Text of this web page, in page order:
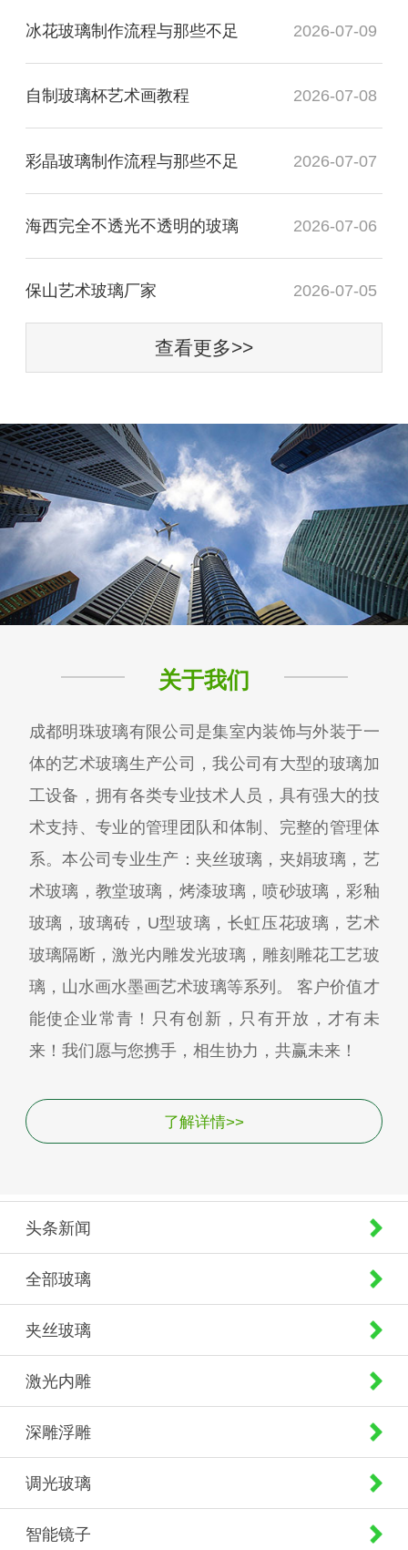
冰花玻璃制作流程与那些不足 2026-07-09
自制玻璃杯艺术画教程 2026-07-08
彩晶玻璃制作流程与那些不足 2026-07-07
海西完全不透光不透明的玻璃 2026-07-06
保山艺术玻璃厂家 2026-07-05
查看更多>>
关于我们
成都明珠玻璃有限公司是集室内装饰与外装于一
体的艺术玻璃生产公司，我公司有大型的玻璃加
工设备，拥有各类专业技术人员，具有强大的技
术支持、专业的管理团队和体制、完整的管理体
系。本公司专业生产：夹丝玻璃，夹娟玻璃，艺
术玻璃，教堂玻璃，烤漆玻璃，喷砂玻璃，彩釉
玻璃，玻璃砖，U型玻璃，长虹压花玻璃，艺术
玻璃隔断，激光内雕发光玻璃，雕刻雕花工艺玻
璃，山水画水墨画艺术玻璃等系列。 客户价值才
能使企业常青！只有创新，只有开放，才有未
来！我们愿与您携手，相生协力，共赢未来！
了解详情>>
头条新闻
全部玻璃
夹丝玻璃
激光内雕
深雕浮雕
调光玻璃
智能镜子